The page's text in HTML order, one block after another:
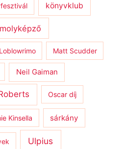
könyvklub
Loblowrimo Matt Scudder
Neil Gaiman
Oscar díj
Kinsella sárkány
Ulpius